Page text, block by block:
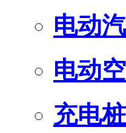
电动
电动
充电桩